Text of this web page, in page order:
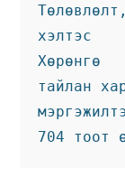
хэлтэс
Хөрөнгө
тайлан
704 тоот